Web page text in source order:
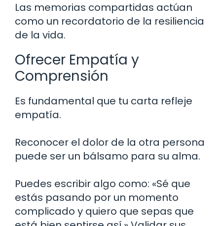
Las memorias compartidas actúan
como un recordatorio de la resiliencia
de la vida.
Ofrecer Empatía y
Comprensión
Es fundamental que tu carta refleje
empatía.
Reconocer el dolor de la otra persona
puede ser un bálsamo para su alma.
Puedes escribir algo como: «Sé que
estás pasando por un momento
complicado y quiero que sepas que